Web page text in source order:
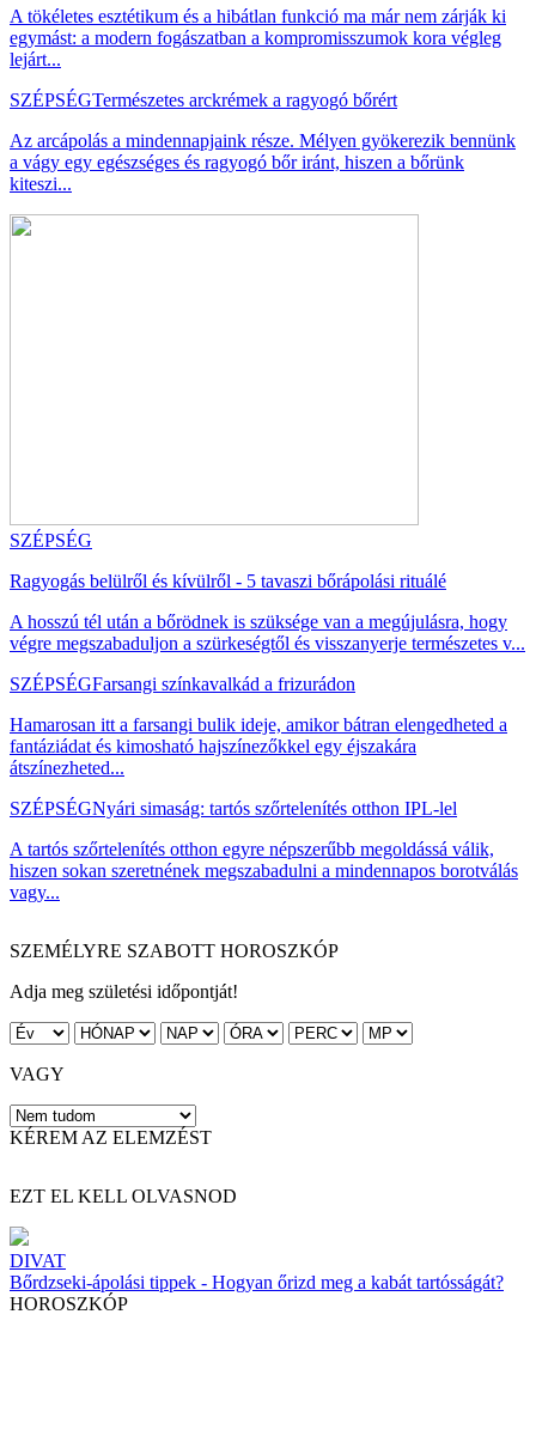
A tökéletes esztétikum és a hibátlan funkció ma már nem zárják ki
egymást: a modern fogászatban a kompromisszumok kora végleg
lejárt...
SZÉPSÉGTermészetes arckrémek a ragyogó bőrért
Az arcápolás a mindennapjaink része. Mélyen gyökerezik bennünk
a vágy egy egészséges és ragyogó bőr iránt, hiszen a bőrünk
kiteszi...
SZÉPSÉG
Ragyogás belülről és kívülről - 5 tavaszi bőrápolási rituálé
A hosszú tél után a bőrödnek is szüksége van a megújulásra, hogy
végre megszabaduljon a szürkeségtől és visszanyerje természetes v...
SZÉPSÉGFarsangi színkavalkád a frizurádon
Hamarosan itt a farsangi bulik ideje, amikor bátran elengedheted a
fantáziádat és kimosható hajszínezőkkel egy éjszakára
átszínezheted...
SZÉPSÉGNyári simaság: tartós szőrtelenítés otthon IPL-lel
A tartós szőrtelenítés otthon egyre népszerűbb megoldássá válik,
hiszen sokan szeretnének megszabadulni a mindennapos borotválás
vagy...
SZEMÉLYRE SZABOTT HOROSZKÓP
Adja meg születési időpontját!
VAGY
KÉREM AZ ELEMZÉST
EZT EL KELL OLVASNOD
DIVAT
Bőrdzseki-ápolási tippek - Hogyan őrizd meg a kabát tartósságát?
HOROSZKÓP